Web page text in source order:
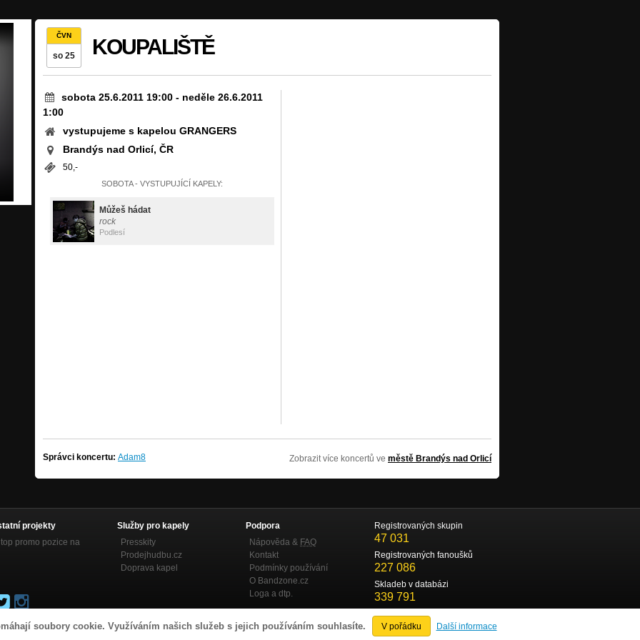
soubory cookie. Využíváním našich služeb s jejich používáním souhlasíte. V pořádku Další informace
ČVN
so 25 KOUPALIŠTĚ
sobota 25.6.2011 19:00 - neděle 26.6.2011
1:00
vystupujeme s kapelou GRANGERS
Brandýs nad Orlicí, ČR
50,-
SOBOTA - VYSTUPUJÍCÍ KAPELY:
Můžeš hádat
rock
Podlesí
Správci koncertu: Adam8 Zobrazit více koncertů ve městě Brandýs nad Orlicí
projekty
promo pozice na
Služby pro kapely
Presskity
Prodejhudbu.cz
Doprava kapel
Podpora
Nápověda & FAQ
Kontakt
Podmínky používání
O Bandzone.cz
Loga a dtp.
Registrovaných skupin
47 031
Registrovaných fanoušků
227 086
Skladeb v databázi
339 791